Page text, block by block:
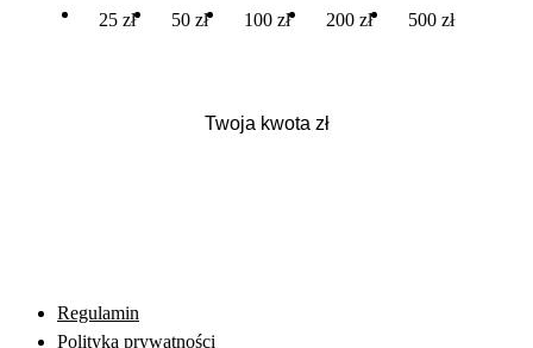
25 zł 50 zł 100 zł 200 zł 500 zł
Regulamin
Polityka prywatności